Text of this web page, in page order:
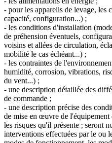
- pour les appareils de levage, les
capacité, configuration...) ;
- les conditions d'installation
de préhension éventuels,
voisins et allées de circulation,
mobilité le cas échéant...) ;
- les contraintes de
humidité, corrosion, vibrations,
du vent...) ;
- une description détaillée des
de commande ;
- une description précise des
de mise en œuvre de
les risques qu'il présente ; seront
interventions effectuées par le ou